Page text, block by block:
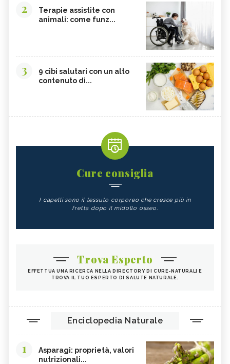
2
Terapie assistite con
animali: come funz...
3
9 cibi salutari con un alto
contenuto di...
Cure consiglia
I capelli sono il tessuto corporeo che cresce più in
fretta dopo il midollo osseo.
Trova Esperto
EFFETTUA UNA RICERCA NELLA DIRECTORY DI CURE-NATURALI E
TROVA IL TUO ESPERTO DI SALUTE NATURALE.
Enciclopedia Naturale
1
Asparagi: proprietà, valori
nutrizionali...